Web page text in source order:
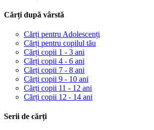
Cărți după vârstă
Cărți pentru Adolescenți
Cărți pentru copilul tău
Cărți copii 1 - 3 ani
Cărți copii 4 - 6 ani
Cărți copii 7 - 8 ani
Cărți copii 9 - 10 ani
Cărți copii 11 - 12 ani
Cărți copii 12 - 14 ani
Serii de cărți